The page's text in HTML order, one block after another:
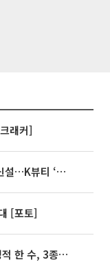
래커]
’ 확대[K뷰티 라방戰]
[포토]
'2TV 생생정보' 오늘방송맛집- 결정적 한 수, 3종 메밀면! 메밀 소바 맛집 '의○○○○'